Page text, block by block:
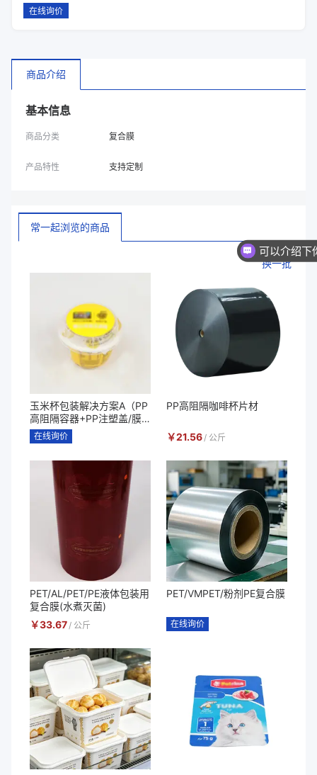
在线询价
商品介绍
基本信息
商品分类 复合膜
产品特性 支持定制
常一起浏览的商品
换一批
玉米杯包装解决方案A（PP
高阻隔容器+PP注塑盖/膜
内贴+PP勺子套装+收缩膜
标签+高阻隔耐高温易揭盖
在线询价
PP高阻隔咖啡杯片材
￥21.56/ 公斤
PET/AL/PET/PE液体包装用
复合膜(水煮灭菌)
￥33.67/ 公斤
PET/VMPET/粉剂PE复合膜
在线询价